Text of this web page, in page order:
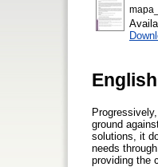
ground
solutions, it
needs
providing the